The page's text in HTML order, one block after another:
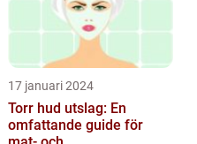
17 januari 2024
Torr hud utslag: En
omfattande guide för